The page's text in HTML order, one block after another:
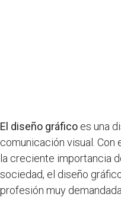
El diseño gráfico es una
comunicación visual.
la creciente importancia
sociedad, el diseño
profesión muy demandada.